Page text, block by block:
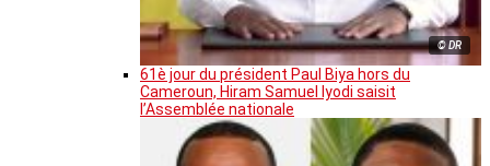
© DR
61è jour du président Paul Biya hors du
Cameroun, Hiram Samuel Iyodi saisit
l’Assemblée nationale